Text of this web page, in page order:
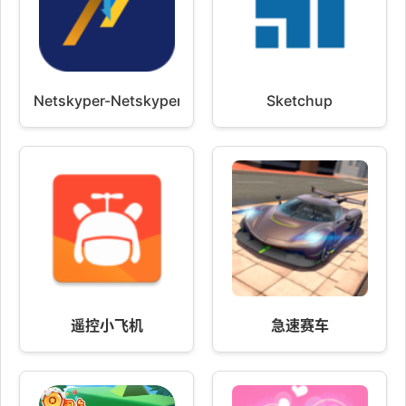
Netskyper-Netskyper网翼 Sketchup
遥控小飞机 急速赛车